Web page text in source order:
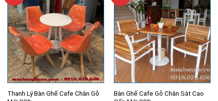
Thanh Lý Bàn Ghế Cafe Chân Gỗ
Bàn Ghế Cafe Gỗ Chân Sắt Cao